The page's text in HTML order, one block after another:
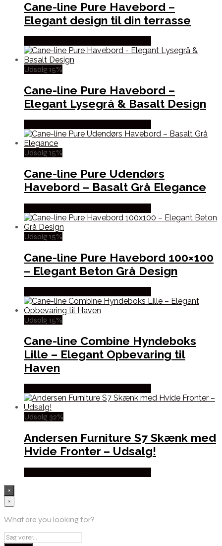
Cane-line Pure Havebord –
Elegant design til din terrasse
Udsalg 15%
Cane-line Pure Havebord –
Elegant Lysegrå & Basalt Design
Udsalg 15%
Cane-line Pure Udendørs
Havebord – Basalt Grå Elegance
Udsalg 15%
Cane-line Pure Havebord 100×100
– Elegant Beton Grå Design
Udsalg 15%
Cane-line Combine Hyndeboks
Lille – Elegant Opbevaring til
Haven
Udsalg 32%
Andersen Furniture S7 Skænk med
Hvide Fronter – Udsalg!
×
×
What are you looking for?